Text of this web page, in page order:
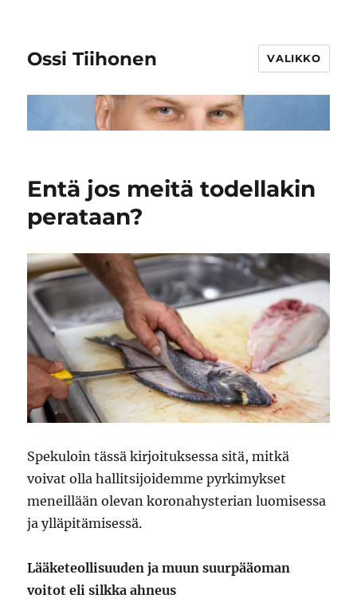
Ossi Tiihonen VALIKKO
Entä jos meitä todellakin
perataan?
Spekuloin tässä kirjoituksessa sitä, mitkä
voivat olla hallitsijoidemme pyrkimykset
meneillään olevan koronahysterian luomisessa
ja ylläpitämisessä.
Lääketeollisuuden ja muun suurpääoman
voitot eli silkka ahneus